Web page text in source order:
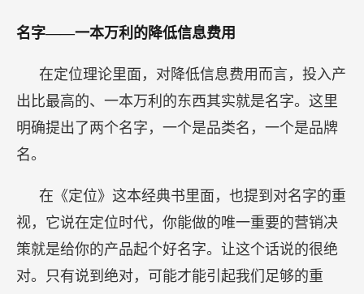
名字——一本万利的降低信息费用
在定位理论里面，对降低信息费用而言，投入产
出比最高的、一本万利的东西其实就是名字。这里
明确提出了两个名字，一个是品类名，一个是品牌
名。
在《定位》这本经典书里面，也提到对名字的重
视，它说在定位时代，你能做的唯一重要的营销决
策就是给你的产品起个好名字。让这个话说的很绝
对。只有说到绝对，可能才能引起我们足够的重